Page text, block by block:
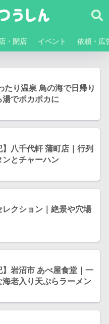
・閉店 イベント 依頼・広
たり温泉 鳥の海で日帰り
湯でポカポカに
】八千代軒 蒲町店｜行列
とチャーハン
クション｜絶景や穴場
】岩沼市 あべ屋食堂｜一
老入り天ぷらラーメン